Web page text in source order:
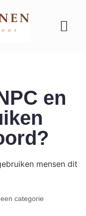
en
categorie